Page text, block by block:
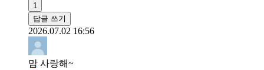
1
답글 쓰기
2026.07.02 16:56
맘 사랑해~